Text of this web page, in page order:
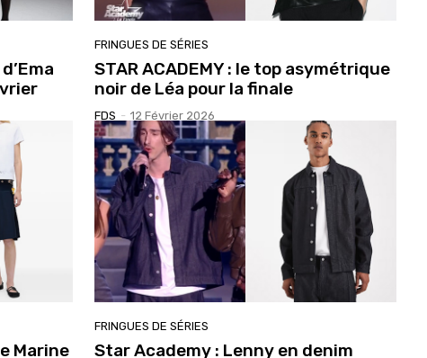
FRINGUES DE SÉRIES
STAR ACADEMY : le top asymétrique
noir de Léa pour la finale
FDS - 12 Février 2026
Marine
FRINGUES DE SÉRIES
Star Academy : Lenny en denim